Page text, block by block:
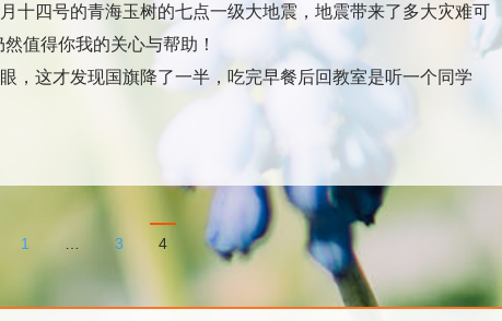
四号的青海玉树的七点一级大地震，地震带来了多大灾难可
值得你我的关心与帮助！
这才发现国旗降了一半，吃完早餐后回教室是听一个同学
1 3 4